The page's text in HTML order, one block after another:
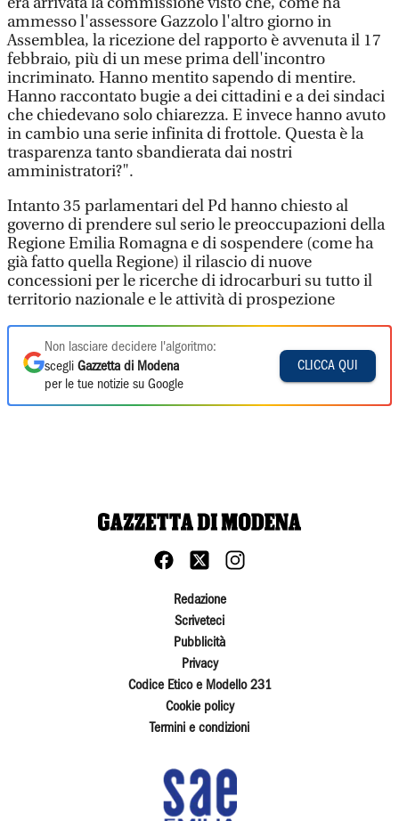
ammesso l'assessore Gazzolo l'altro giorno in
Assemblea, la ricezione del rapporto è avvenuta il 17
febbraio, più di un mese prima dell'incontro
incriminato. Hanno mentito sapendo di mentire.
Hanno raccontato bugie a dei cittadini e a dei sindaci
che chiedevano solo chiarezza. E invece hanno avuto
in cambio una serie infinita di frottole. Questa è la
trasparenza tanto sbandierata dai nostri
amministratori?".
Intanto 35 parlamentari del Pd hanno chiesto al
governo di prendere sul serio le preoccupazioni della
Regione Emilia Romagna e di sospendere (come ha
già fatto quella Regione) il rilascio di nuove
concessioni per le ricerche di idrocarburi su tutto il
territorio nazionale e le attività di prospezione
Non lasciare decidere l'algoritmo:
scegli Gazzetta di Modena
per le tue notizie su Google
CLICCA QUI
Redazione
Scriveteci
Pubblicità
Privacy
Codice Etico e Modello 231
Cookie policy
Termini e condizioni